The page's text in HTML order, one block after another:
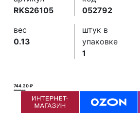
RKS26105
052792
вес
0.13
штук в
упаковке
1
744.20 ₽
745.00 ₽ ₽